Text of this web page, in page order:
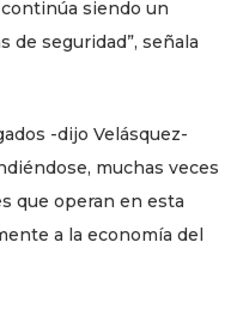
siendo un
de seguridad”, señala
-dijo Velásquez-
muchas veces
que operan en esta
a la economía del